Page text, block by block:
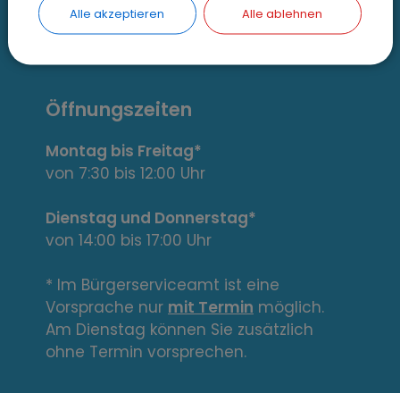
s
a
n
t
e
L
i
n
k
s
Cookie Einstellungen
Öffnungszeiten
Montag bis Freitag*
von 7:30 bis 12:00 Uhr
Dienstag und Donnerstag*
von 14:00 bis 17:00 Uhr
* Im Bürgerserviceamt ist eine
Vorsprache nur mit Termin möglich.
Am Dienstag können Sie zusätzlich
ohne Termin vorsprechen.
Alle akzeptieren Alle ablehnen